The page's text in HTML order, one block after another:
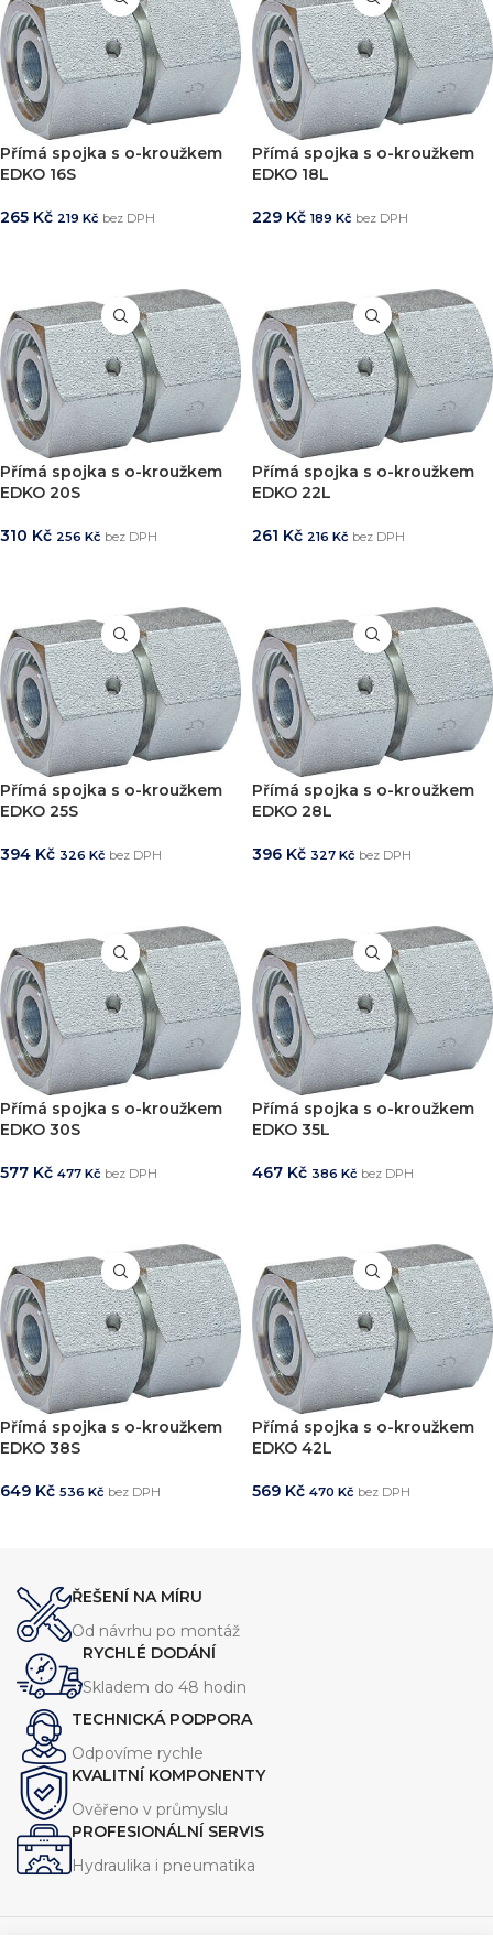
Přímá spojka s o-kroužkem
EDKO 16S
265 Kč 219 Kč bez DPH
Přímá spojka s o-kroužkem
EDKO 18L
229 Kč 189 Kč bez DPH
Přímá spojka s o-kroužkem
EDKO 20S
310 Kč 256 Kč bez DPH
Přímá spojka s o-kroužkem
EDKO 22L
261 Kč 216 Kč bez DPH
Přímá spojka s o-kroužkem
EDKO 25S
394 Kč 326 Kč bez DPH
Přímá spojka s o-kroužkem
EDKO 28L
396 Kč 327 Kč bez DPH
Přímá spojka s o-kroužkem
EDKO 30S
577 Kč 477 Kč bez DPH
Přímá spojka s o-kroužkem
EDKO 35L
467 Kč 386 Kč bez DPH
Přímá spojka s o-kroužkem
EDKO 38S
649 Kč 536 Kč bez DPH
Přímá spojka s o-kroužkem
EDKO 42L
569 Kč 470 Kč bez DPH
ŘEŠENÍ NA MÍRU
Od návrhu po montáž
RYCHLÉ DODÁNÍ
Skladem do 48 hodin
TECHNICKÁ PODPORA
Odpovíme rychle
KVALITNÍ KOMPONENTY
Ověřeno v průmyslu
PROFESIONÁLNÍ SERVIS
Hydraulika i pneumatika